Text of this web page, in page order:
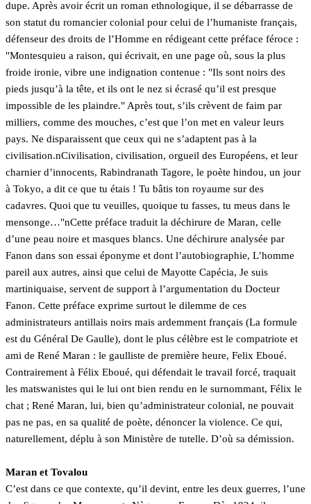
dupe. Après avoir écrit un roman ethnologique, il se débarrasse de
son statut du romancier colonial pour celui de l’humaniste français,
défenseur des droits de l’Homme en rédigeant cette préface féroce :
"Montesquieu a raison, qui écrivait, en une page où, sous la plus
froide ironie, vibre une indignation contenue : "Ils sont noirs des
pieds jusqu’à la tête, et ils ont le nez si écrasé qu’il est presque
impossible de les plaindre." Après tout, s’ils crèvent de faim par
milliers, comme des mouches, c’est que l’on met en valeur leurs
pays. Ne disparaissent que ceux qui ne s’adaptent pas à la
civilisation.nCivilisation, civilisation, orgueil des Européens, et leur
charnier d’innocents, Rabindranath Tagore, le poète hindou, un jour
à Tokyo, a dit ce que tu étais ! Tu bâtis ton royaume sur des
cadavres. Quoi que tu veuilles, quoique tu fasses, tu meus dans le
mensonge…"nCette préface traduit la déchirure de Maran, celle
d’une peau noire et masques blancs. Une déchirure analysée par
Fanon dans son essai éponyme et dont l’autobiographie, L’homme
pareil aux autres, ainsi que celui de Mayotte Capécia, Je suis
martiniquaise, servent de support à l’argumentation du Docteur
Fanon. Cette préface exprime surtout le dilemme de ces
administrateurs antillais noirs mais ardemment français (La formule
est du Général De Gaulle), dont le plus célèbre est le compatriote et
ami de René Maran : le gaulliste de première heure, Felix Eboué.
Contrairement à Félix Eboué, qui défendait le travail forcé, traquait
les matswanistes qui le lui ont bien rendu en le surnommant, Félix le
chat ; René Maran, lui, bien qu’administrateur colonial, ne pouvait
pas ne pas, en sa qualité de poète, dénoncer la violence. Ce qui,
naturellement, déplu à son Ministère de tutelle. D’où sa démission.
Maran et Tovalou
C’est dans ce que contexte, qu’il devint, entre les deux guerres, l’une